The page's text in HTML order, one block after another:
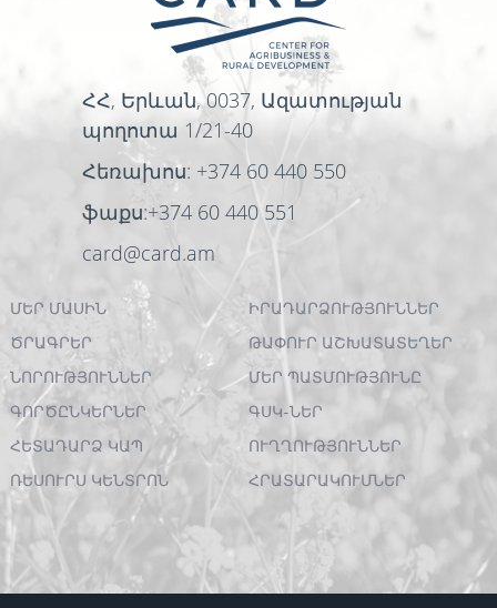
ՀՀ, Երևան, 0037, Ազատության
պողոտա 1/21-40
Հեռախոս: +374 60 440 550
ֆաքս:+374 60 440 551
card@card.am
ՄԵՐ ՄԱՍԻՆ
ԻՐԱԴԱՐՁՈՒԹՅՈՒՆՆԵՐ
ԾՐԱԳՐԵՐ
ԹԱՓՈՒՐ ԱՇԽԱՏԱՏԵՂԵՐ
ՆՈՐՈՒԹՅՈՒՆՆԵՐ
ՄԵՐ ՊԱՏՄՈՒԹՅՈՒՆԸ
ԳՈՐԾԸՆԿԵՐՆԵՐ
ԳՍԿ-ՆԵՐ
ՀԵՏԱԴԱՐՁ ԿԱՊ
ՈՒՂՂՈՒԹՅՈՒՆՆԵՐ
ՌԵՍՈՒՐՍ ԿԵՆՏՐՈՆ
ՀՐԱՏԱՐԱԿՈՒՄՆԵՐ